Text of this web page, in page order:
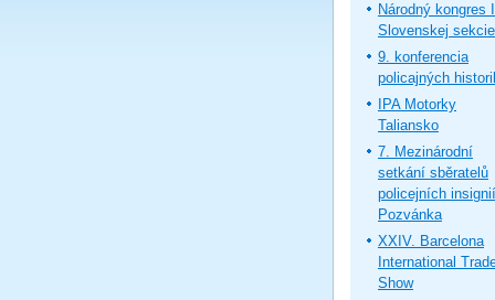
Národný kongres
Slovenskej sekcie
9. konferencia
policajných
IPA Motorky
Taliansko
7. Mezinárodní
setkání sběratelů
policejních
Pozvánka
XXIV. Barcelona
International
Show